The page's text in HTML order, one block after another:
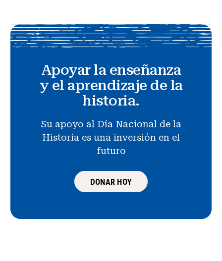
Apoyar la enseñanza
y el aprendizaje de la
historia.
Su apoyo al Día Nacional de la
Historia es una inversión en el
futuro
DONAR HOY